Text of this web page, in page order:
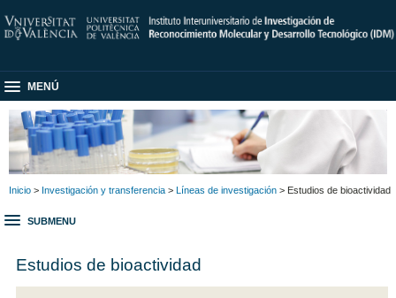
MENÚ
Inicio > Investigación y transferencia > Líneas de investigación > Estudios de bioactividad
SUBMENU
Estudios de bioactividad